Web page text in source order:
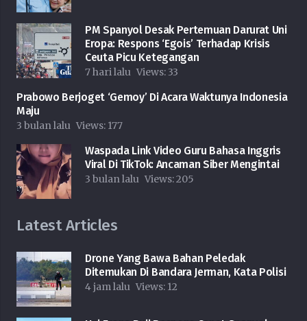
PM Spanyol Desak Pertemuan Darurat Uni
Eropa: Respons ‘Egois’ Terhadap Krisis
Ceuta Picu Ketegangan
7 hari lalu Views: 33
Prabowo Berjoget ‘Gemoy’ Di Acara Waktunya Indonesia
Maju
3 bulan lalu Views: 177
Waspada Link Video Guru Bahasa Inggris
Viral Di TikTok: Ancaman Siber Mengintai
3 bulan lalu Views:205
Latest Articles
Drone Yang Bawa Bahan Peledak
Ditemukan Di Bandara Jerman, Kata Polisi
4 jam lalu Views: 12